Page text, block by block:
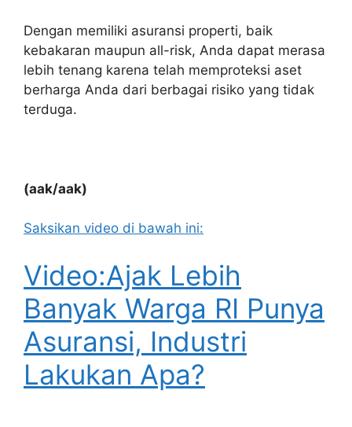
Dengan memiliki asuransi properti, baik
kebakaran maupun all-risk, Anda dapat merasa
lebih tenang karena telah memproteksi aset
berharga Anda dari berbagai risiko yang tidak
terduga.
(aak/aak)
Saksikan video di bawah ini:
Video:Ajak Lebih
Banyak Warga RI Punya
Asuransi, Industri
Lakukan Apa?